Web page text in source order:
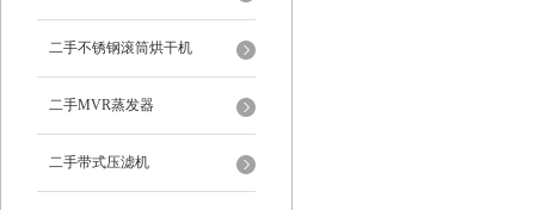
二手不锈钢滚筒烘干机
二手MVR蒸发器
二手带式压滤机